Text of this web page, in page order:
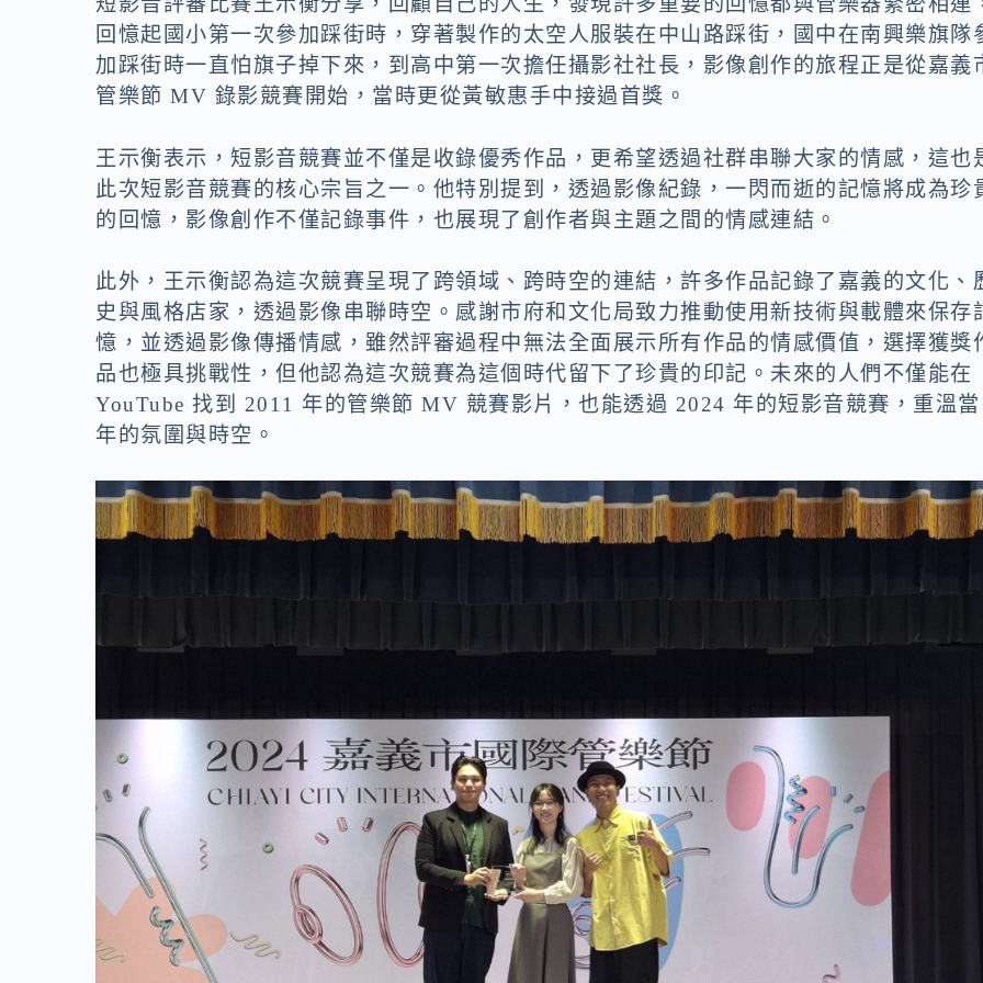
回憶起國小第一次參加踩街時，穿著製作的太空人服裝在中山路踩街，國中在南興樂旗隊
加踩街時一直怕旗子掉下來，到高中第一次擔任攝影社社長，影像創作的旅程正是從嘉義
管樂節 MV 錄影競賽開始，當時更從黃敏惠手中接過首獎。
王示衡表示，短影音競賽並不僅是收錄優秀作品，更希望透過社群串聯大家的情感，這也
此次短影音競賽的核心宗旨之一。他特別提到，透過影像紀錄，一閃而逝的記憶將成為珍
的回憶，影像創作不僅記錄事件，也展現了創作者與主題之間的情感連結。
此外，王示衡認為這次競賽呈現了跨領域、跨時空的連結，許多作品記錄了嘉義的文化、
史與風格店家，透過影像串聯時空。感謝市府和文化局致力推動使用新技術與載體來保存
憶，並透過影像傳播情感，雖然評審過程中無法全面展示所有作品的情感價值，選擇獲獎
品也極具挑戰性，但他認為這次競賽為這個時代留下了珍貴的印記。未來的人們不僅能在
YouTube 找到 2011 年的管樂節 MV 競賽影片，也能透過 2024 年的短影音競賽，重溫當
年的氛圍與時空。